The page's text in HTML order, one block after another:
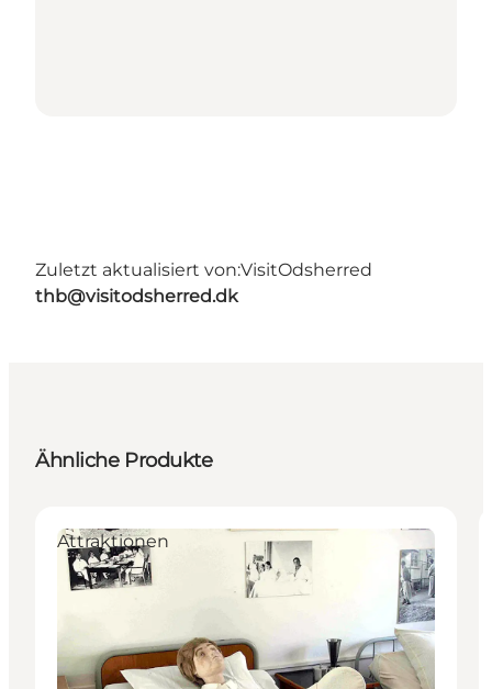
Zuletzt aktualisiert von:VisitOdsherred
thb@visitodsherred.dk
Ähnliche Produkte
Attraktionen